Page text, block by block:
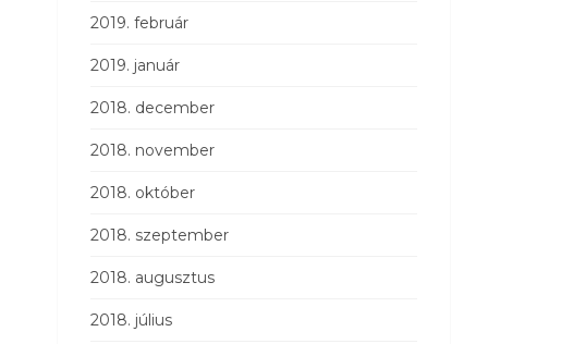
2019. február
2019. január
2018. december
2018. november
2018. október
2018. szeptember
2018. augusztus
2018. július